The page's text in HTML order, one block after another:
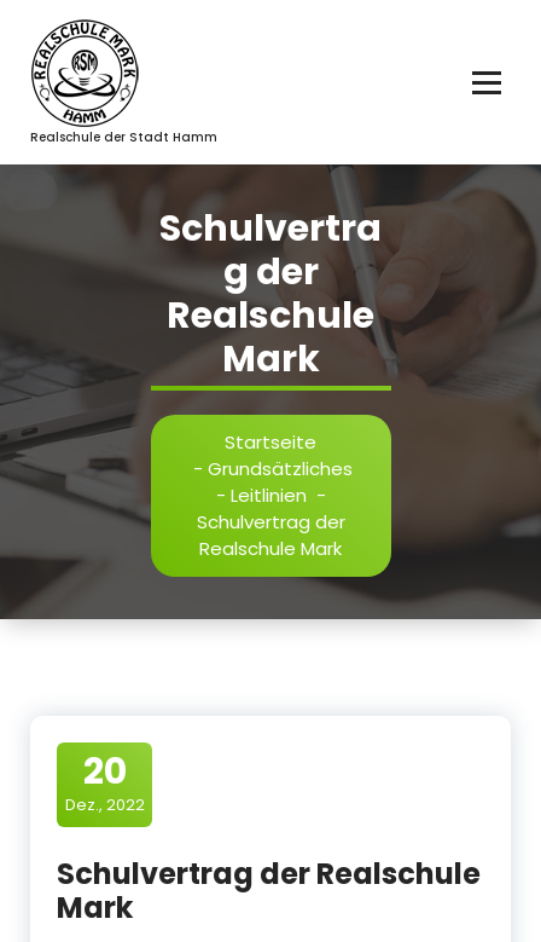
Inhalt
springen
Realschule der Stadt Hamm
Schulvertra
g der
Realschule
Mark
Startseite
- Grundsätzliches
- Leitlinien -
Schulvertrag der
Realschule Mark
20
Dez., 2022
Schulvertrag der Realschule
Mark